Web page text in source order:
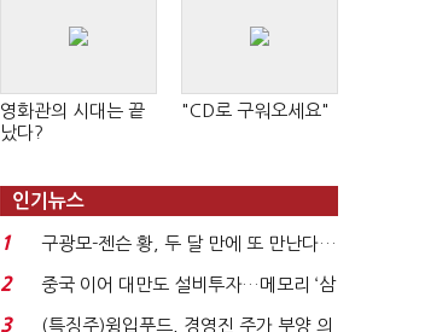
영화관의 시대는 끝
났다?
"CD로 구워오세요"
인기뉴스
1
구광모-젠슨 황, 두 달 만에 또 만난다…
로봇·AI 등 논...
2
중국 이어 대만도 설비투자…메모리 ‘삼
국전쟁’
3
(특징주)윙입푸드, 경영진 주가 부양 의